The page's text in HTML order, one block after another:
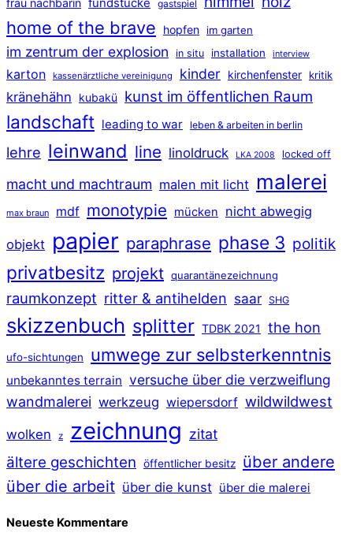
frau nachbarin fundstücke gastspiel
home of the brave hopfen im garten
im zentrum der explosion in situ installation interview
karton kassenärztliche vereinigung kinder kirchenfenster kritik
kränehähn kubakü kunst im öffentlichen Raum
landschaft leading to war leben & arbeiten in berlin
lehre leinwand line linoldruck LKA 2008 locked off
macht und machtraum malen mit licht malerei
max braun mdf monotypie mücken nicht abwegig
objekt papier paraphrase phase 3 politik
privatbesitz projekt quarantänezeichnung
raumkonzept ritter & antihelden saar SHG
skizzenbuch splitter TDBK 2021 the hon
ufo-sichtungen umwege zur selbsterkenntnis
unbekanntes terrain versuche über die verzweiflung
wandmalerei werkzeug wiepersdorf wildwildwest
wolken z zeichnung zitat
ältere geschichten öffentlicher besitz über andere
über die arbeit über die kunst über die malerei
Neueste Kommentare